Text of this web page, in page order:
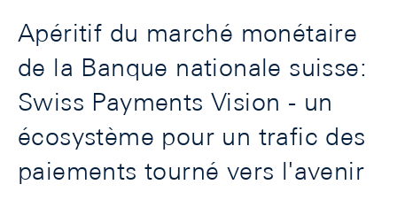
Apéritif du marché monétaire
de la Banque nationale suisse:
Swiss Payments Vision - un
écosystème pour un trafic des
paiements tourné vers l'avenir